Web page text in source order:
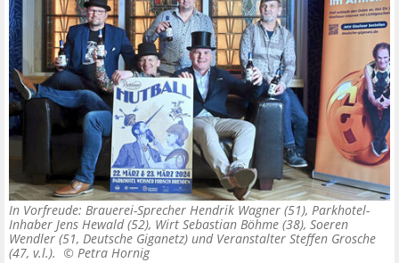
In Vorfreude: Brauerei-Sprecher Hendrik Wagner (51), Parkhotel-
Inhaber Jens Hewald (52), Wirt Sebastian Böhme (38), Soeren
Wendler (51, Deutsche Giganetz) und Veranstalter Steffen Grosche
(47, v.l.). © Petra Hornig